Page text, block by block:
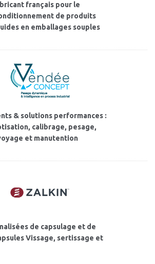
français pour le
de produits
en emballages souples
& solutions performances :
calibrage, pesage,
et manutention
de capsulage et de
Vissage, sertissage et